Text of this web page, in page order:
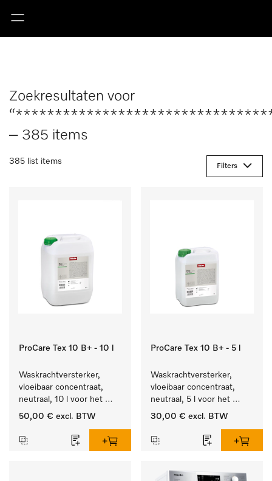
Zoekresultaten voor
– 385 items
385 list items
Filters
ProCare Tex 10 B+ - 10 l
Waskrachtversterker,
vloeibaar concentraat,
neutraal, 10 l voor het
effectief verwijderen van
50,00 € excl. BTW
ProCare Tex 10 B+ - 5 l
Waskrachtversterker,
vloeibaar concentraat,
neutraal, 5 l voor het
effectief verwijderen van
30,00 € excl. BTW